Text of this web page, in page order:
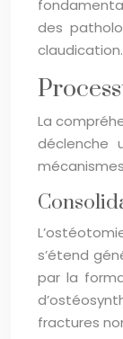
des
claudication.
La
déclenche
s’étend
par la
fractures